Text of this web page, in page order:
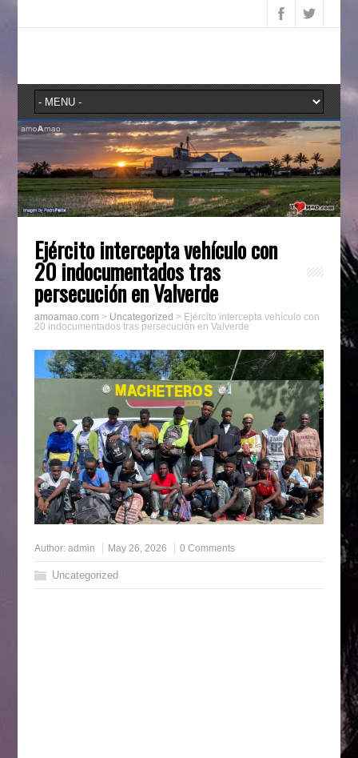
Ejército intercepta vehículo con
20 indocumentados tras
persecución en Valverde
amoamao.com > Uncategorized > Ejército intercepta vehículo con
20 indocumentados tras persecución en Valverde
Author: admin May 26, 2026 0 Comments
Uncategorized